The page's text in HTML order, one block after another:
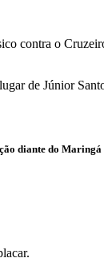
contra o
de Júnior
diante do